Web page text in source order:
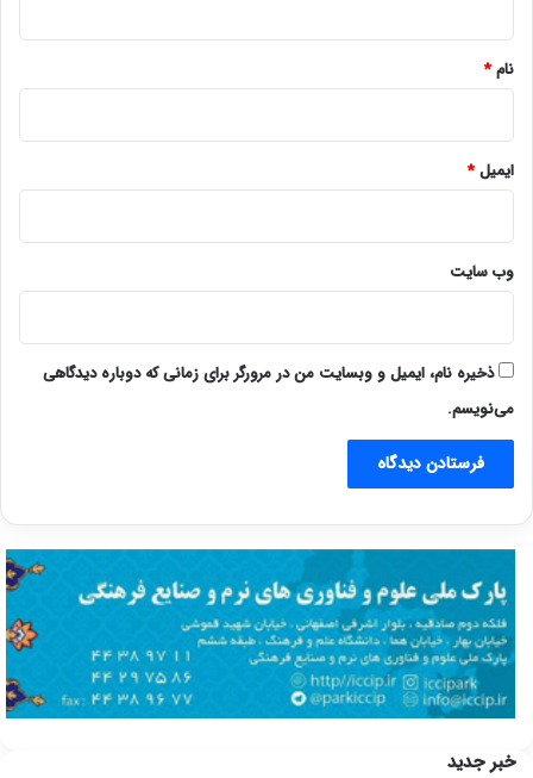
نام*
ایمیل*
وب‌ سایت
ذخیره نام، ایمیل و وبسایت من در مرورگر برای زمانی که دوباره دیدگاهی
می‌نویسم.
خبر جدید